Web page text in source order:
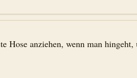
Hose anziehen, wenn man